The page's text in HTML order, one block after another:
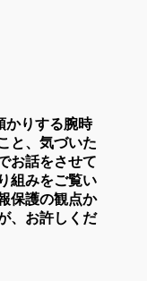
かりする腕時
と、気づいた
お話をさせて
組みをご覧い
保護の観点か
、お許しくだ